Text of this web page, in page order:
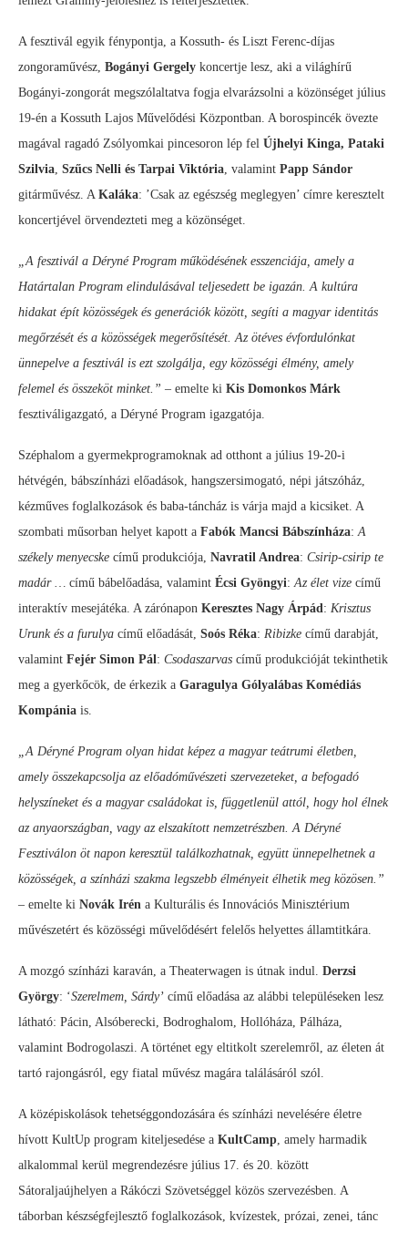
A fesztivál egyik fénypontja, a Kossuth- és Liszt Ferenc-díjas
zongoraművész, Bogányi Gergely koncertje lesz, aki a világhírű
Bogányi-zongorát megszólaltatva fogja elvarázsolni a közönséget július
19-én a Kossuth Lajos Művelődési Központban. A borospincék övezte
magával ragadó Zsólyomkai pincesoron lép fel Újhelyi Kinga, Pataki
Szilvia Szűcs Nelli és Tarpai Viktória , valamint Papp Sándor
gitárművész. A Kaláka: ’Csak az egészség meglegyen’ címre keresztelt
koncertjével örvendezteti meg a közönséget.
„A fesztivál a Déryné Program működésének esszenciája, amely a
Határtalan Program elindulásával teljesedett be igazán. A kultúra
hidakat épít közösségek és generációk között, segíti a magyar identitás
megőrzését és a közösségek megerősítését. Az ötéves évfordulónkat
ünnepelve a fesztivál is ezt szolgálja, egy közösségi élmény, amely
felemel és összeköt minket.” – emelte ki Kis Domonkos Márk
fesztiváligazgató, a Déryné Program igazgatója.
Széphalom a gyermekprogramoknak ad otthont a július 19-20-i
hétvégén, bábszínházi előadások, hangszersimogató, népi játszóház,
kézműves foglalkozások és baba-táncház is várja majd a kicsiket. A
szombati műsorban helyet kapott a Fabók Mancsi Bábszínháza: A
székely menyecske című produkciója, Navratil Andrea: Csirip-csirip te
madár …
című bábelőadása, valamint Écsi Gyöngyi: Az élet vize című
interaktív mesejátéka. A zárónapon Keresztes Nagy Árpád : Krisztus
Urunk és a furulya című előadását, Soós Réka: Ribizke című darabját,
valamint Fejér Simon Pál : Csodaszarvas című produkcióját tekinthetik
meg a gyerkőcök, de érkezik a Garagulya Gólyalábas Komédiás
Kompánia is.
„A Déryné Program olyan hidat képez a magyar teátrumi életben,
amely összekapcsolja az előadóművészeti szervezeteket, a befogadó
helyszíneket és a magyar családokat is, függetlenül attól, hogy hol élnek
az anyaországban, vagy az elszakított nemzetrészben. A Déryné
Fesztiválon öt napon keresztül találkozhatnak, együtt ünnepelhetnek a
közösségek, a színházi szakma legszebb élményeit élhetik meg közösen.”
– emelte ki Novák Irén a Kulturális és Innovációs Minisztérium
művészetért és közösségi művelődésért felelős helyettes államtitkára.
A mozgó színházi karaván, a Theaterwagen is útnak indul. Derzsi
György: ‘Szerelmem, Sárdy’ című előadása az alábbi településeken lesz
látható: Pácin, Alsóberecki, Bodroghalom, Hollóháza, Pálháza,
valamint Bodrogolaszi. A történet egy eltitkolt szerelemről, az életen át
tartó rajongásról, egy fiatal művész magára találásáról szól.
A középiskolások tehetséggondozására és színházi nevelésére életre
hívott KultUp program kiteljesedése a KultCamp , amely harmadik
alkalommal kerül megrendezésre július 17. és 20. között
Sátoraljaújhelyen a Rákóczi Szövetséggel közös szervezésben. A
táborban készségfejlesztő foglalkozások, kvízestek, prózai, zenei, tánc